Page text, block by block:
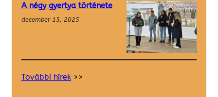
A négy gyertya története
december 15, 2025
További hírek >>